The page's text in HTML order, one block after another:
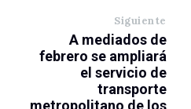
Siguiente
A mediados de
febrero se ampliará
el servicio de
transporte
metropolitano de los